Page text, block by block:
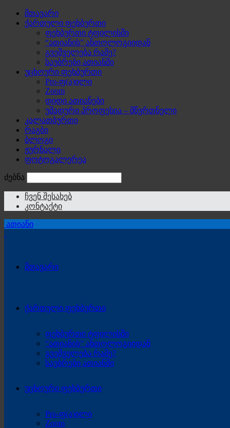
მთავარი
ქართული ფეხბურთი
ფეხბურთი ტფილისში
“ათიანის” ანთოლოგიიდან
გვეშველება რამე?
საუბრები ათიანში
უცხოური ფეხბურთი
Pro-ფ(ა)ილი
Zoom
დიდი ათიანები
უმადური პროფესია – მწვრთნელი
კალათბურთი
რაგბი
ბლოგი
ჟურნალი
ფოტოგალერეა
ძებნა
ჩვენ შესახებ
კონტაქტი
ათიანი
მთავარი
ქართული ფეხბურთი
ფეხბურთი ტფილისში
“ათიანის” ანთოლოგიიდან
გვეშველება რამე?
საუბრები ათიანში
უცხოური ფეხბურთი
Pro-ფ(ა)ილი
Zoom